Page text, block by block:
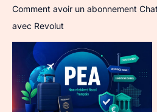
Comment avoir un abonnement
avec Revolut